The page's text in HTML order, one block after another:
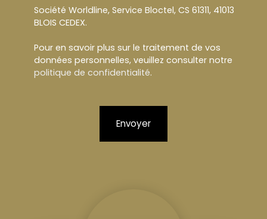
Société Worldline, Service Bloctel, CS 61311, 41013
BLOIS CEDEX.
Pour en savoir plus sur le traitement de vos
données personnelles, veuillez consulter notre
politique de confidentialité.
Envoyer